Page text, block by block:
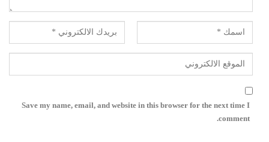
Save my name, email, and website in this browser for the next time I
comment.